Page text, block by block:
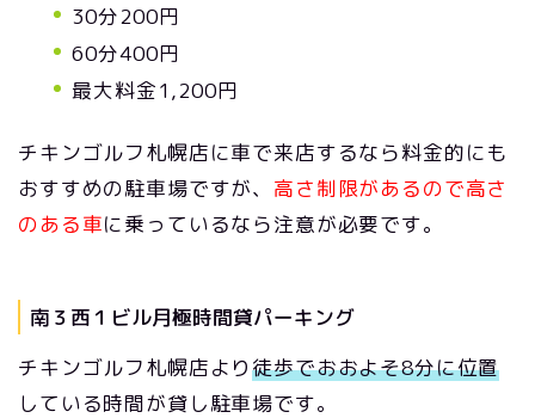
30分200円
60分400円
最大料金1,200円
チキンゴルフ札幌店に車で来店するなら料金的にも
おすすめの駐車場ですが、 高さ制限があるので高さ
のある車に乗っているなら注意が必要です。
南３西１ビル月極時間貸パーキング
チキンゴルフ札幌店より徒歩でおおよそ8分に位置
している時間が貸し駐車場です。